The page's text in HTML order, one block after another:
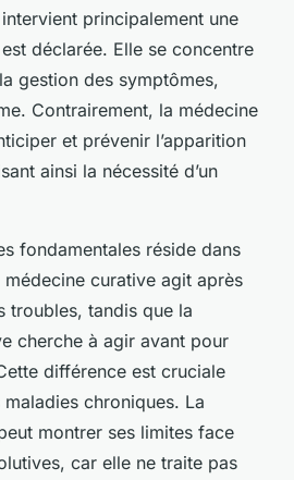
principalement une
déclarée. Elle se concentre
gestion des symptômes,
Contrairement, la médecine
et prévenir l’apparition
ainsi la nécessité d’un
fondamentales réside dans
curative agit après
troubles, tandis que la
cherche à agir avant pour
différence est cruciale
chroniques. La
montrer ses limites face
car elle ne traite pas